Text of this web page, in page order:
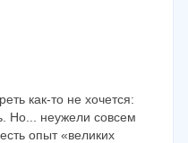
как-то не хочется:
Но... неужели совсем
опыт «великих